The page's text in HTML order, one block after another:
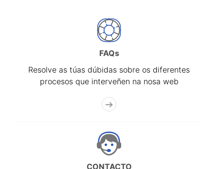
FAQs
Resolve as túas dúbidas sobre os diferentes
procesos que interveñen na nosa web
CONTACTO